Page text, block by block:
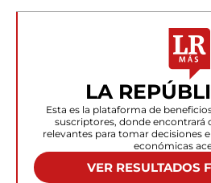
LA
Esta es la plataforma de
suscriptores, donde
relevantes para tomar decisiones
económicas
VER RESULTADOS